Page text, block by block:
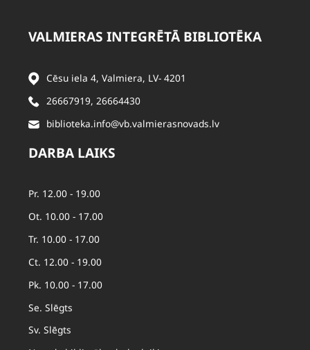
VALMIERAS INTEGRĒTĀ BIBLIOTĒKA
Cēsu iela 4, Valmiera, LV- 4201
26667919, 26664430
biblioteka.info@vb.valmierasnovads.lv
DARBA LAIKS
Pr. 12.00 - 19.00
Ot. 10.00 - 17.00
Tr. 10.00 - 17.00
Ct. 12.00 - 19.00
Pk. 10.00 - 17.00
Se. Slēgts
Sv. Slēgts